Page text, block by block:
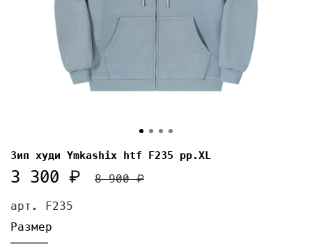
арт. F235
Зип худи Ymkashix htf F235 pp.XL
3 300 ₽ 8 900 ₽
Размер